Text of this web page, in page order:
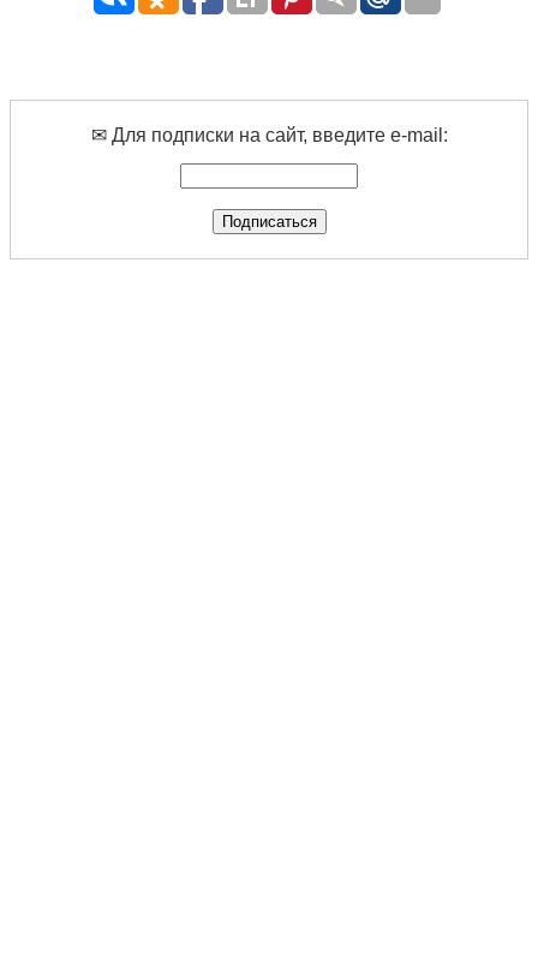
✉ Для подписки на сайт, введите e-mail: